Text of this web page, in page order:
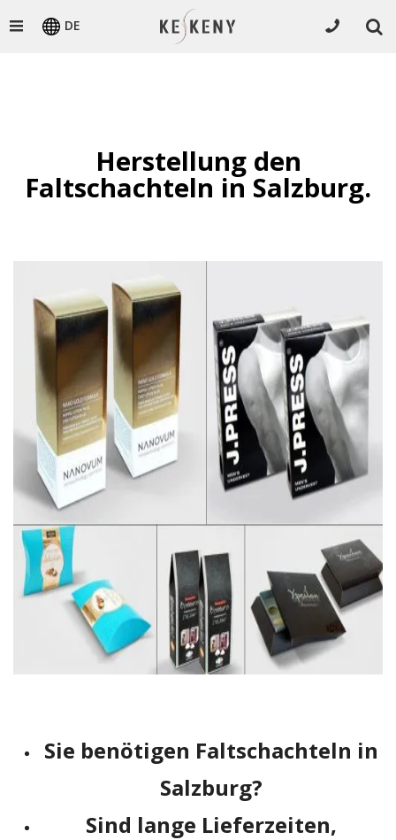
DE
Herstellung den
Faltschachteln in Salzburg.
Sie benötigen Faltschachteln in
Salzburg?
Sind lange Lieferzeiten,